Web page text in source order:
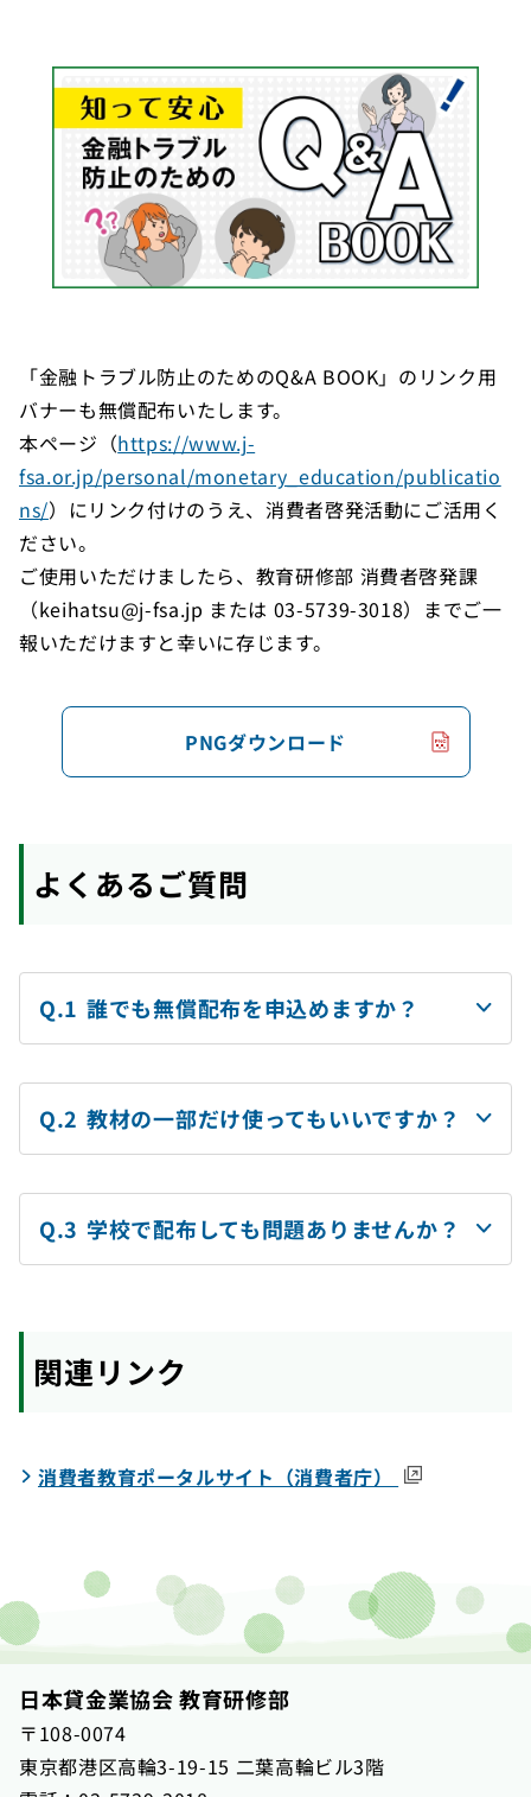
「金融トラブル防止のためのQ&A BOOK」のリンク用
バナーも無償配布いたします。
本ページ（https://www.j-
fsa.or.jp/personal/monetary_education/publicatio
ns/）にリンク付けのうえ、消費者啓発活動にご活用く
ださい。
ご使用いただけましたら、教育研修部 消費者啓発課
（keihatsu@j-fsa.jp または 03-5739-3018）までご一
報いただけますと幸いに存じます。
PNGダウンロード
（PNG）
よくあるご質問
誰でも無償配布を申込めますか？
教材の一部だけ使ってもいいですか？
学校で配布しても問題ありませんか？
関連リンク
消費者教育ポータルサイト（消費者庁） （外部サイト
日本貸金業協会 教育研修部
〒108-0074
東京都港区高輪3-19-15 二葉高輪ビル3階